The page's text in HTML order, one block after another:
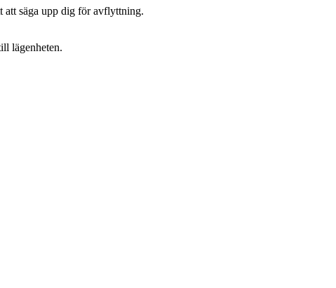
att säga upp dig för avflyttning.
lägenheten.